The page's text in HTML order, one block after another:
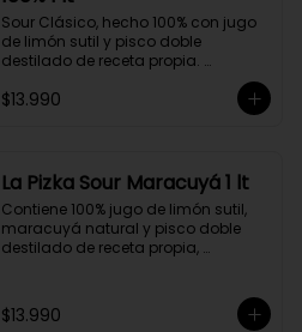
Sour Clásico, hecho 100% con jugo
de limón sutil y pisco doble
destilado de receta propia.
Elaborado en el corazón del Valle
del Elqui, hecho a partir de uva
$13.990
La Pizka Sour Maracuyá 1 lt
Contiene 100% jugo de limón sutil,
maracuyá natural y pisco doble
destilado de receta propia,
Características:
$13.990